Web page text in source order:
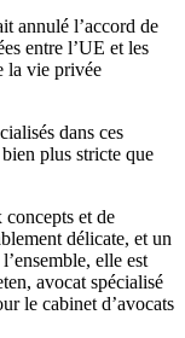
annulé l’accord de
entre l’UE et les
la vie privée
dans ces
plus stricte que
et de
délicate, et un
elle est
avocat spécialisé
le cabinet d’avocats